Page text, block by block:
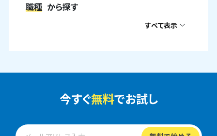
職種 から探す
すべて表示
今すぐ無料でお試し